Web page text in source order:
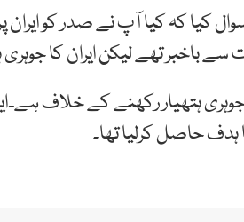
کیا کہ کیا آپ نے صدر کو ایران
باخبر تھے لیکن ایران کا جوہری
جوہری ہتھیار رکھنے کے خلاف
ہدف حاصل کرلیا تھا۔